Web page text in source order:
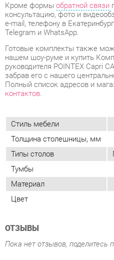
руководителя POINTEX Capri
забрав его с нашего
Полный список адресов и
контактов.
Стиль мебели
Толщина столешницы, мм
Типы столов
Материал
Цвет
ОТЗЫВЫ
Пока нет отзывов, поделитесь